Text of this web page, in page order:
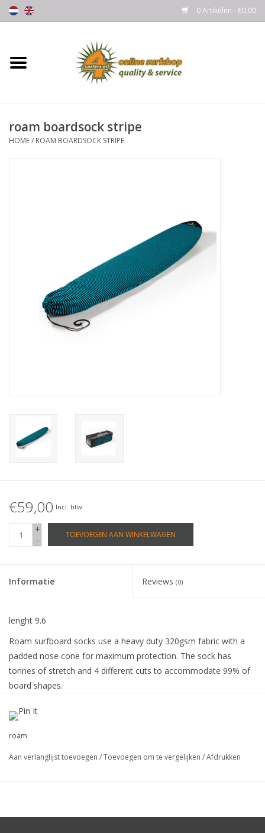
0 Artikelen - €0,00
Home
Wetsuits
Accessories
roam boardsock stripe
HOME/ ROAM BOARDSOCK STRIPE
€59,00 Incl. btw
+
-
TOEVOEGEN AAN WINKELWAGEN
Informatie Reviews (0)
lenght 9.6
Roam surfboard socks use a heavy duty 320gsm fabric with a
padded nose cone for maximum protection. The sock has
tonnes of stretch and 4 different cuts to accommodate 99% of
board shapes.
These are perfect for daily use or giving surfboards extra
padding within our Roam Daylight, Tech or Coffin boardbags.
FEATURES:
• 320g Fabric
roam
Aan verlanglijst toevoegen /Toevoegen om te vergelijken /Afdrukken